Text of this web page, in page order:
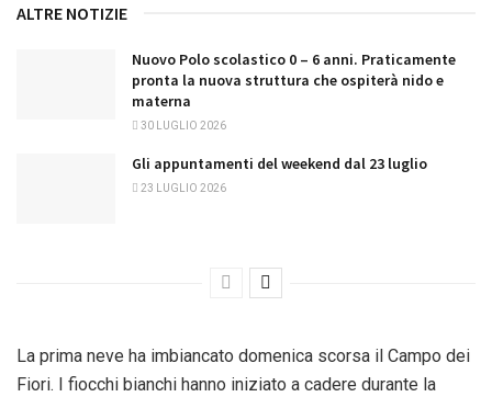
ALTRE NOTIZIE
Nuovo Polo scolastico 0 – 6 anni. Praticamente
pronta la nuova struttura che ospiterà nido e
materna
30 LUGLIO 2026
Gli appuntamenti del weekend dal 23 luglio
23 LUGLIO 2026
La prima neve ha imbiancato domenica scorsa il Campo dei
Fiori. I fiocchi bianchi hanno iniziato a cadere durante la